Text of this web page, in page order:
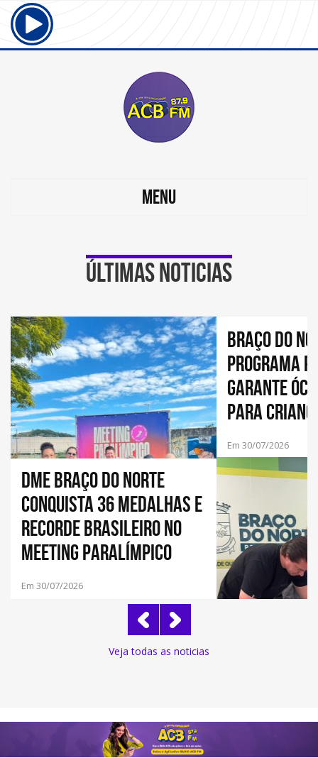
MENU
Últimas noticias
DME Braço do Norte
conquista 36 medalhas e
recorde brasileiro no
Meeting Paralímpico
Loterias Caixa 2026
Em 30/07/2026
Braço do
programa
garante
para
municipal
Em 30/07/2026
Veja todas as noticias